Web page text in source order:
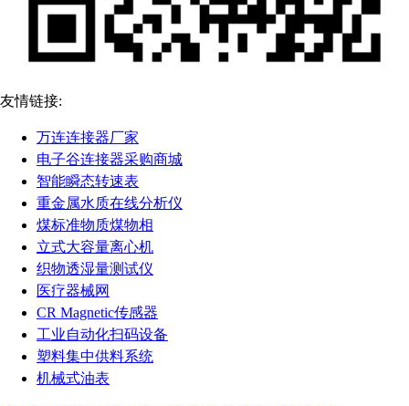
友情链接:
万连连接器厂家
电子谷连接器采购商城
智能瞬态转速表
重金属水质在线分析仪
煤标准物质煤物相
立式大容量离心机
织物透湿量测试仪
医疗器械网
CR Magnetic传感器
工业自动化扫码设备
塑料集中供料系统
机械式油表